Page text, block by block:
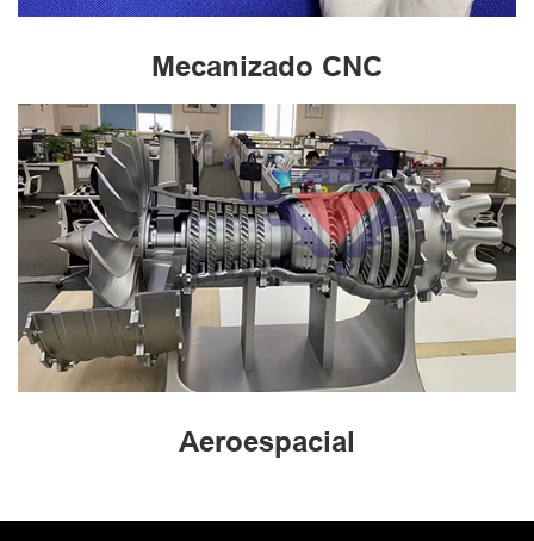
Mecanizado CNC
Aeroespacial